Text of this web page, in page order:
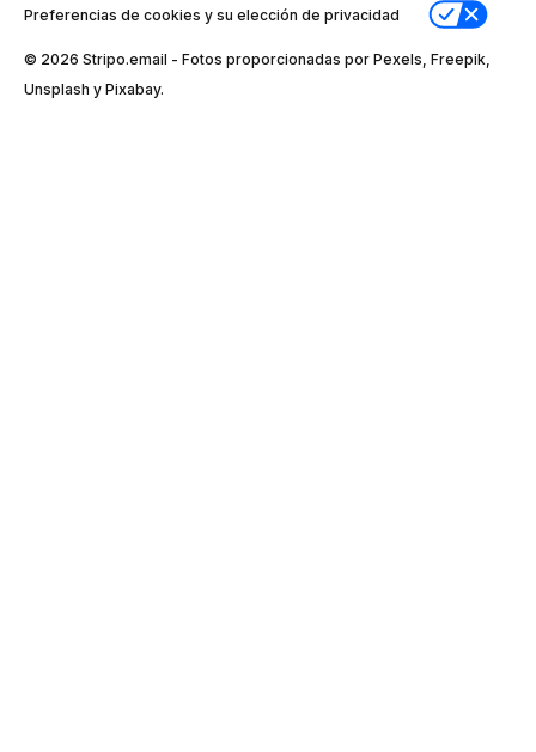
Preferencias de cookies y su elección de privacidad
© 2026 Stripо.email - Fotos proporcionadas por Pexels, Freepik,
Unsplash y Pixabay.